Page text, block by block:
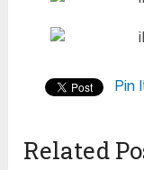
Pin
Related